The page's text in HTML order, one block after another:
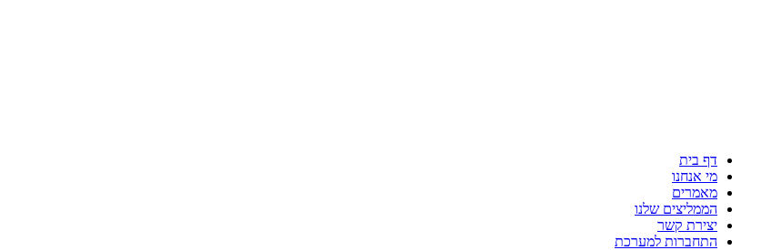
דף בית
מי אנחנו
מאמרים
הממליצים שלנו
יצירת קשר
התחברות למערכת